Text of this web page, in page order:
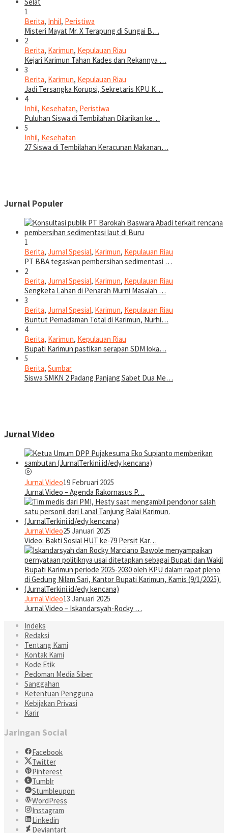
1
Berita, Inhil, Peristiwa
Misteri Mayat Mr. X Terapung di Sungai B…
2
Berita, Karimun, Kepulauan Riau
Kejari Karimun Tahan Kades dan Rekannya …
3
Berita, Karimun, Kepulauan Riau
Jadi Tersangka Korupsi, Sekretaris KPU K…
4
Inhil, Kesehatan, Peristiwa
Puluhan Siswa di Tembilahan Dilarikan ke…
5
Inhil, Kesehatan
27 Siswa di Tembilahan Keracunan Makanan…
Jurnal Populer
1
Berita, Jurnal Spesial, Karimun, Kepulauan Riau
PT BBA tegaskan pembersihan sedimentasi …
2
Berita, Jurnal Spesial, Karimun, Kepulauan Riau
Sengketa Lahan di Penarah Murni Masalah …
3
Berita, Jurnal Spesial, Karimun, Kepulauan Riau
Buntut Pemadaman Total di Karimun, Nurhi…
4
Berita, Karimun, Kepulauan Riau
Bupati Karimun pastikan serapan SDM loka…
5
Berita, Sumbar
Siswa SMKN 2 Padang Panjang Sabet Dua Me…
Jurnal Video
Jurnal Video19 Februari 2025
Jurnal Video – Agenda Rakornasus P…
Jurnal Video25 Januari 2025
Video: Bakti Sosial HUT ke-79 Persit Kar…
Jurnal Video13 Januari 2025
Jurnal Video – Iskandarsyah-Rocky …
Indeks
Redaksi
Tentang Kami
Kontak Kami
Kode Etik
Pedoman Media Siber
Sanggahan
Ketentuan Pengguna
Kebijakan Privasi
Karir
Jaringan Social
Facebook
Twitter
Pinterest
Tumblr
Stumbleupon
WordPress
Instagram
Linkedin
Deviantart